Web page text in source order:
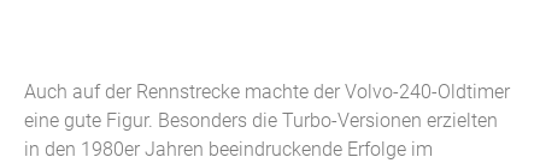
Auch auf der Rennstrecke machte der Volvo-240-Oldtimer
eine gute Figur. Besonders die Turbo-Versionen erzielten
in den 1980er Jahren beeindruckende Erfolge im